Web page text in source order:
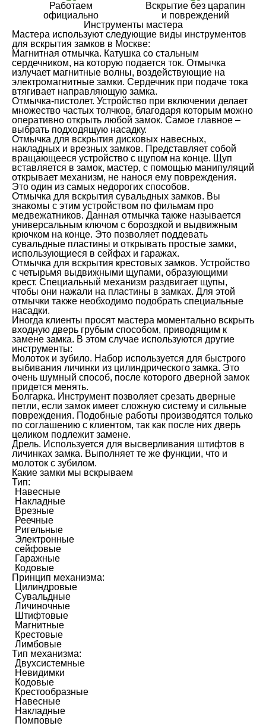
Работаем
официально
Вскрытие без царапин
и повреждений
Инструменты мастера
Мастера используют следующие виды инструментов
для вскрытия замков в Москве:
Магнитная отмычка. Катушка со стальным
сердечником, на которую подается ток. Отмычка
излучает магнитные волны, воздействующие на
электромагнитные замки. Сердечник при подаче тока
втягивает направляющую замка.
Отмычка-пистолет. Устройство при включении делает
множество частых толчков, благодаря которым можно
оперативно открыть любой замок. Самое главное –
выбрать подходящую насадку.
Отмычка для вскрытия дисковых навесных,
накладных и врезных замков. Представляет собой
вращающееся устройство с щупом на конце. Щуп
вставляется в замок, мастер, с помощью манипуляций
открывает механизм, не нанося ему повреждения.
Это один из самых недорогих способов.
Отмычка для вскрытия сувальдных замков. Вы
знакомы с этим устройством по фильмам про
медвежатников. Данная отмычка также называется
универсальным ключом с бороздкой и выдвижным
крючком на конце. Это позволяет поддевать
сувальдные пластины и открывать простые замки,
использующиеся в сейфах и гаражах.
Отмычка для вскрытия крестовых замков. Устройство
с четырьмя выдвижными щупами, образующими
крест. Специальный механизм раздвигает щупы,
чтобы они нажали на пластины в замках. Для этой
отмычки также необходимо подобрать специальные
насадки.
Иногда клиенты просят мастера моментально вскрыть
входную дверь грубым способом, приводящим к
замене замка. В этом случае используются другие
инструменты:
Молоток и зубило. Набор используется для быстрого
выбивания личинки из цилиндрического замка. Это
очень шумный способ, после которого дверной замок
придется менять.
Болгарка. Инструмент позволяет срезать дверные
петли, если замок имеет сложную систему и сильные
повреждения. Подобные работы производятся только
по соглашению с клиентом, так как после них дверь
целиком подлежит замене.
Дрель. Используется для высверливания штифтов в
личинках замка. Выполняет те же функции, что и
молоток с зубилом.
Какие замки мы вскрываем
Тип:
Навесные
Накладные
Врезные
Реечные
Ригельные
Электронные
сейфовые
Гаражные
Кодовые
Принцип механизма:
Цилиндровые
Сувальдные
Личиночные
Штифтовые
Магнитные
Крестовые
Лимбовые
Тип механизма:
Двухсистемные
Невидимки
Кодовые
Крестообразные
Навесные
Накладные
Помповые